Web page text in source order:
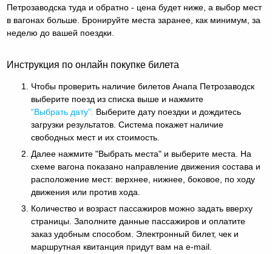
Петрозаводска туда и обратно - цена будет ниже, а выбор мест
в вагонах больше. Бронируйте места заранее, как минимум, за
неделю до вашей поездки.
Инструкция по онлайн покупке билета
Чтобы проверить наличие билетов Анапа Петрозаводск
выберите поезд из списка выше и нажмите
“Выбрать дату”. Выберите дату поездки и дождитесь
загрузки результатов. Система покажет наличие
свободных мест и их стоимость.
Далее нажмите "Выбрать места" и выберите места. На
схеме вагона показано направление движения состава и
расположение мест: верхнее, нижнее, боковое, по ходу
движения или против хода.
Количество и возраст пассажиров можно задать вверху
страницы. Заполните данные пассажиров и оплатите
заказ удобным способом. Электронный билет, чек и
маршрутная квитанция придут вам на e-mail.